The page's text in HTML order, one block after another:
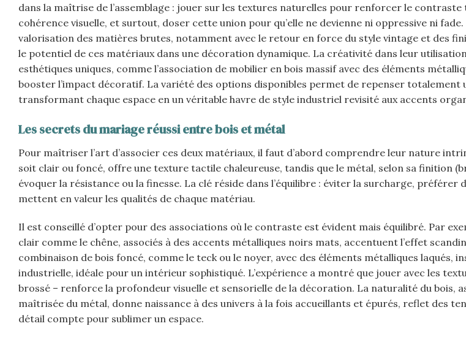
dans la maîtrise de l’assemblage : jouer sur les textures naturelles pour renforcer le
cohérence visuelle, et surtout, doser cette union pour qu’elle ne devienne ni oppressive ni
valorisation des matières brutes, notamment avec le retour en force du style vintage et des
le potentiel de ces matériaux dans une décoration dynamique. La créativité dans leur
esthétiques uniques, comme l’association de mobilier en bois massif avec des éléments
booster l’impact décoratif. La variété des options disponibles permet de repenser totalement
transformant chaque espace en un véritable havre de style industriel revisité aux accents
Les secrets du mariage réussi entre bois et métal
Pour maîtriser l’art d’associer ces deux matériaux, il faut d’abord comprendre leur nature
soit clair ou foncé, offre une texture tactile chaleureuse, tandis que le métal, selon sa finition
évoquer la résistance ou la finesse. La clé réside dans l’équilibre : éviter la surcharge, préférer
mettent en valeur les qualités de chaque matériau.
Il est conseillé d’opter pour des associations où le contraste est évident mais équilibré. Par
clair comme le chêne, associés à des accents métalliques noirs mats, accentuent l’effet
combinaison de bois foncé, comme le teck ou le noyer, avec des éléments métalliques laqués,
industrielle, idéale pour un intérieur sophistiqué. L’expérience a montré que jouer avec les
brossé – renforce la profondeur visuelle et sensorielle de la décoration. La naturalité du bois,
maîtrisée du métal, donne naissance à des univers à la fois accueillants et épurés, reflet des
détail compte pour sublimer un espace.